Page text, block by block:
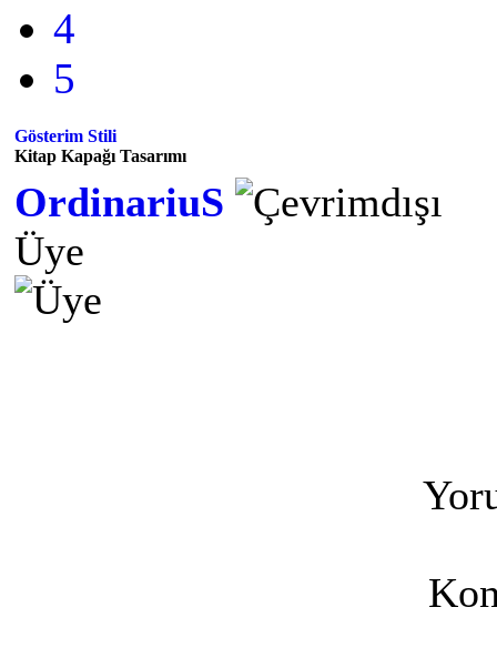
4
5
Gösterim Stili
Kitap Kapağı Tasarımı
OrdinariuS
Üye